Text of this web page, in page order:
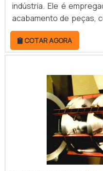
indústria. Ele é
acabamento de peças,
os tubos
brunimento é
grãos ativos com a
meio de máquinas de
todo o processo ainda
O PROCEDIMENTO
TUBOSEm movimentos
COTAR AGORA